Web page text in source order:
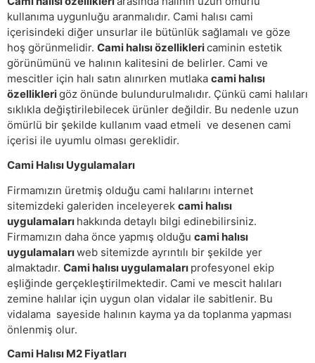
kullanıma uygunluğu aranmalıdır. Cami halısı cami
içerisindeki diğer unsurlar ile bütünlük sağlamalı ve göze
hoş görünmelidir. Cami halısı özelliklericaminin estetik
görünümünü ve halının kalitesini de belirler. Cami ve
mescitler için halı satın alınırken mutlaka cami halısı
özelliklerigöz önünde bulundurulmalıdır. Çünkü cami halıları
sıklıkla değiştirilebilecek ürünler değildir. Bu nedenle uzun
ömürlü bir şekilde kullanım vaad etmeli ve desenen cami
içerisi ile uyumlu olması gereklidir.
Cami Halısı Uygulamaları
Firmamızın üretmiş olduğu cami halılarını internet
sitemizdeki galeriden inceleyerek cami halısı
uygulamaları hakkında detaylı bilgi edinebilirsiniz.
Firmamızın daha önce yapmış olduğu cami halısı
uygulamalarıweb sitemizde ayrıntılı bir şekilde yer
almaktadır. Cami halısı uygulamaları profesyonel ekip
eşliğinde gerçekleştirilmektedir. Cami ve mescit halıları
zemine halılar için uygun olan vidalar ile sabitlenir. Bu
vidalama sayeside halının kayma ya da toplanma yapması
önlenmiş olur.
Cami Halısı M2 Fiyatları